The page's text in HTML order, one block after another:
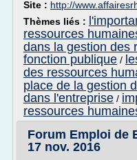
Site : http://
Thèmes liés :
ressources
dans la gestion des
fonction publique /
des ressources
place de la gestion
dans l'entreprise /
ressources
Forum Emploi de
17 nov. 2016